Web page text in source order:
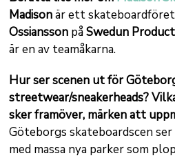
Madisonär ett
Ossiansson påSwedun
är en av teamåkarna.
Hur ser scenen ut för
streetwear/sneakerheads?
sker framöver, märken att
Göteborgs skateboardscen
med massa nya parker som